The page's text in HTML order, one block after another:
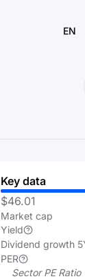
EN
Key data
$46.01
Market cap
Yield
Dividend growth
PER
Sector PE Ratio